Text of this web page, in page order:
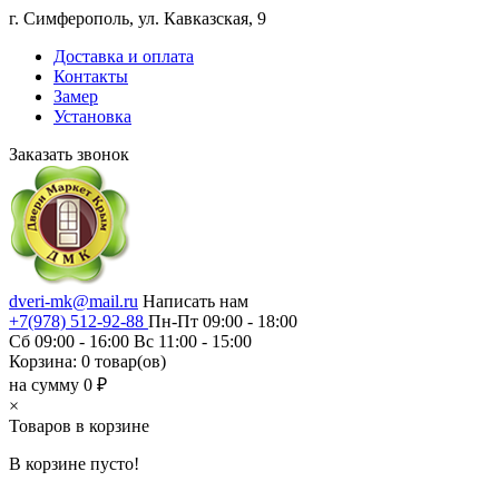
г. Симферополь, ул. Кавказская, 9
Доставка и оплата
Контакты
Замер
Установка
Заказать звонок
dveri-mk@mail.ru Написать нам
+7(978) 512-92-88 Пн-Пт 09:00 - 18:00
Сб 09:00 - 16:00 Вс 11:00 - 15:00
Корзина: 0 товар(ов)
на сумму 0 ₽
×
Товаров в корзине
В корзине пусто!